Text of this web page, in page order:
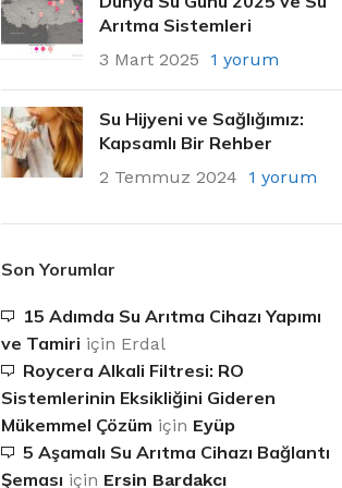
Arıtma Sistemleri
3 Mart 2025 1 yorum
Su Hijyeni ve Sağlığımız:
Kapsamlı Bir Rehber
2 Temmuz 2024 1 yorum
Son Yorumlar
15 Adımda Su Arıtma Cihazı Yapımı
ve Tamiri için Erdal
Roycera Alkali Filtresi: RO
Sistemlerinin Eksikliğini Gideren
Mükemmel Çözüm için Eyüp
5 Aşamalı Su Arıtma Cihazı Bağlantı
Şeması için Ersin Bardakcı